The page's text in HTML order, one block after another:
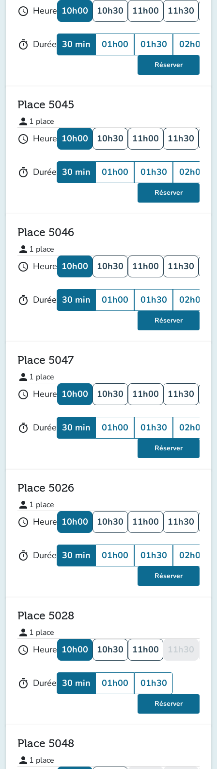
schedule Heure 10h00 10h30 11h00 11h30
timer Durée 30 min 01h00 01h30 02h00
Réserver
Place 5045
person 1 place
schedule Heure 10h00 10h30 11h00 11h30
timer Durée 30 min 01h00 01h30 02h00
Réserver
Place 5046
person 1 place
schedule Heure 10h00 10h30 11h00 11h30
timer Durée 30 min 01h00 01h30 02h00
Réserver
Place 5047
person 1 place
schedule Heure 10h00 10h30 11h00 11h30
timer Durée 30 min 01h00 01h30 02h00
Réserver
Place 5026
person 1 place
schedule Heure 10h00 10h30 11h00 11h30
timer Durée 30 min 01h00 01h30 02h00
Réserver
Place 5028
person 1 place
schedule Heure 10h00 10h30 11h00 11h30
timer Durée 30 min 01h00 01h30
Réserver
Place 5048
person 1 place